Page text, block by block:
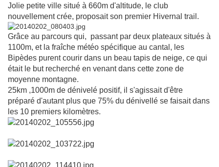
Jolie petite ville situé à 660m d'altitude, le club
nouvellement crée, proposait son premier Hivernal trail.
Grâce au parcours qui, passant par deux plateaux situés à
1100m, et la fraîche météo spécifique au cantal, les
Bipèdes purent courir dans un beau tapis de neige, ce qui
était le but recherché en venant dans cette zone de
moyenne montagne.
25km ,1000m de dénivelé positif, il s'agissait d'être
préparé d'autant plus que 75% du dénivellé se faisait dans
les 10 premiers kilomètres.